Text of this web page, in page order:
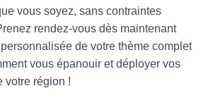
vous soyez, sans contraintes
rendez-vous dès maintenant
de votre thème complet
vous épanouir et déployer vos
votre région !